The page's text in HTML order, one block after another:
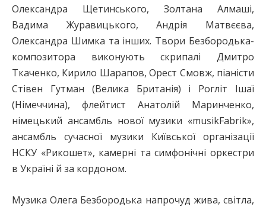
Олександра Щетинського, Золтана Алмаші,
Вадима Журавицького, Андрія Матвєєва,
Олександра Шимка та інших. Твори Безбородька-
композитора виконують скрипалі Дмитро
Ткаченко, Кирило Шарапов, Орест Смовж, піаністи
Стівен Гутман (Велика Британія) і Рогліт Ішаї
(Німеччина), флейтист Анатолій Маринченко,
німецький ансамбль нової музики «musikFabrik»,
ансамбль сучасної музики Київської організації
НСКУ «Рикошет», камерні та симфонічні оркестри
в Україні й за кордоном.
Музика Олега Безбородька напрочуд жива, світла,